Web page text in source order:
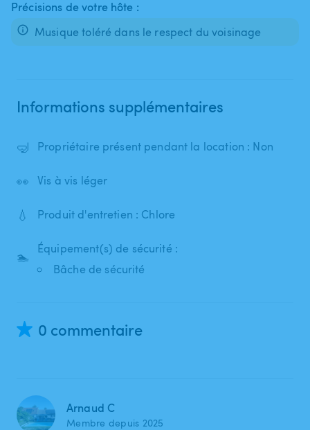
Précisions de votre hôte :
Musique toléré dans le respect du voisinage
Informations supplémentaires
🤿 Propriétaire présent pendant la location : Non
👀 Vis à vis léger
💧 Produit d'entretien : Chlore
🏊
Équipement(s) de sécurité :
Bâche de sécurité
0 commentaire
Arnaud C
Membre depuis 2025